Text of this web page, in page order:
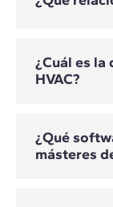
BIM permite
¿Cuál es la
HVAC?
BIM MEP
¿Qué
másteres